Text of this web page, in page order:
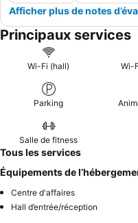
Afficher plus de notes
Principaux services
Wi-Fi (hall) Wi-
Parking
Salle de fitness
Tous les services
Équipements de
Centre d'affaires
Hall d’entrée/réception